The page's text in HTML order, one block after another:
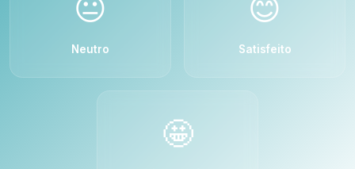
😐
Neutro
😊
Satisfeito
🤩